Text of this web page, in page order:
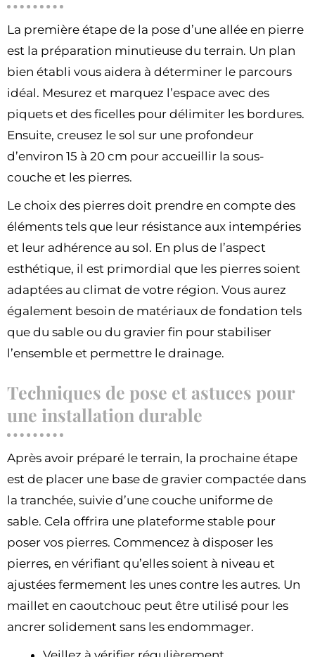
La première étape de la pose d’une allée en pierre
est la préparation minutieuse du terrain. Un plan
bien établi vous aidera à déterminer le parcours
idéal. Mesurez et marquez l’espace avec des
piquets et des ficelles pour délimiter les bordures.
Ensuite, creusez le sol sur une profondeur
d’environ 15 à 20 cm pour accueillir la sous-
couche et les pierres.
Le choix des pierres doit prendre en compte des
éléments tels que leur résistance aux intempéries
et leur adhérence au sol. En plus de l’aspect
esthétique, il est primordial que les pierres soient
adaptées au climat de votre région. Vous aurez
également besoin de matériaux de fondation tels
que du sable ou du gravier fin pour stabiliser
l’ensemble et permettre le drainage.
Techniques de pose et astuces pour
une installation durable
Après avoir préparé le terrain, la prochaine étape
est de placer une base de gravier compactée dans
la tranchée, suivie d’une couche uniforme de
sable. Cela offrira une plateforme stable pour
poser vos pierres. Commencez à disposer les
pierres, en vérifiant qu’elles soient à niveau et
ajustées fermement les unes contre les autres. Un
maillet en caoutchouc peut être utilisé pour les
ancrer solidement sans les endommager.